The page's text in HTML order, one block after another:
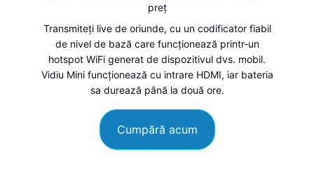
preț
Transmiteți live de oriunde, cu un codificator fiabil
de nivel de bază care funcționează printr-un
hotspot WiFi generat de dispozitivul dvs. mobil.
Vidiu Mini funcționează cu intrare HDMI, iar bateria
sa durează până la două ore.
Cumpără acum